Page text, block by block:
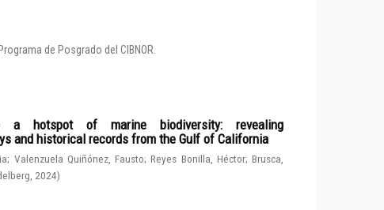
de Posgrado del CIBNOR.
a hotspot of marine biodiversity: revealing
and historical records from the Gulf of California
; Valenzuela Quiñónez, Fausto;Reyes Bonilla, Héctor; Brusca,
2024)